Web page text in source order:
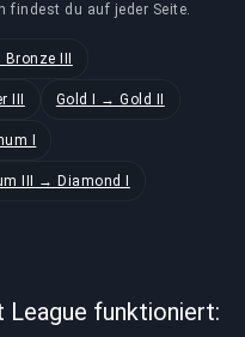
findest du auf jeder Seite.
III
III Gold I → Gold II
I
III → Diamond I
League funktioniert: